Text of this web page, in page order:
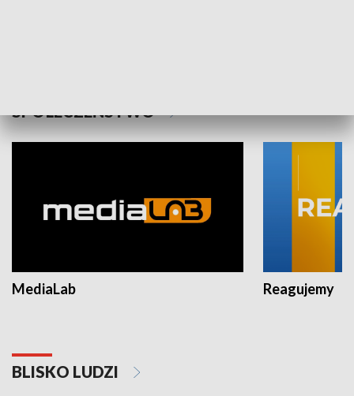
SPOŁECZEŃSTWO
MediaLab Reagujemy
BLISKO LUDZI